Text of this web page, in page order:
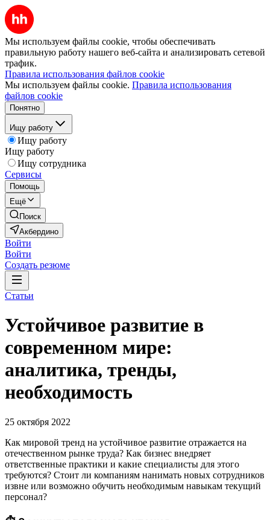
Мы используем файлы cookie, чтобы обеспечивать
правильную работу нашего веб-сайта и анализировать сетевой
трафик.
Правила использования файлов cookie
Мы используем файлы cookie. Правила использования
файлов cookie
Понятно
Ищу работу
Ищу работу
Ищу работу
Ищу сотрудника
Сервисы
Помощь
Ещё
Поиск
Акбердино
Войти
Войти
Создать резюме
Статьи
Устойчивое развитие в
современном мире:
аналитика, тренды,
необходимость
25 октября 2022
Как мировой тренд на устойчивое развитие отражается на
отечественном рынке труда? Как бизнес внедряет
ответственные практики и какие специалисты для этого
требуются? Стоит ли компаниям нанимать новых сотрудников
извне или возможно обучить необходимым навыкам текущий
персонал?